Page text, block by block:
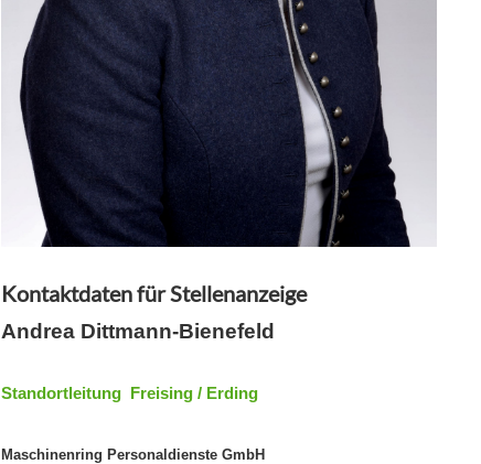
Kontaktdaten für Stellenanzeige
Andrea Dittmann-Bienefeld
Standortleitung Freising / Erding
Maschinenring Personaldienste GmbH